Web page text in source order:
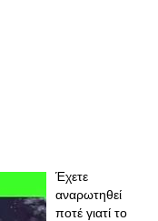
Έχετε
αναρωτηθεί
ποτέ γιατί το